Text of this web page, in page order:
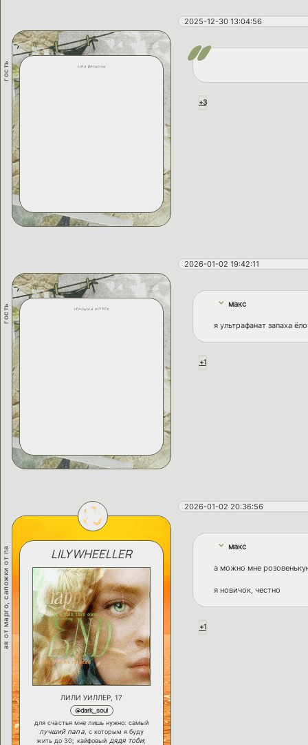
2025-12-30 13:04:56
гость lira bronson
+3
2026-01-02 19:42:11
гость veronica ritter макс
я ультрафанат запаха
+1
2026-01-02 20:36:56
ав от марго, сапожки от па LILY WHEELLER
ЛИЛИ УИЛЛЕР, 17
@dark_soul
для счастья мне лишь нужно: самый
лучший папа, с которым я буду
жить до 30; кайфовый дядя тоби;
макс
а можно мне
я новичок, честно
+1